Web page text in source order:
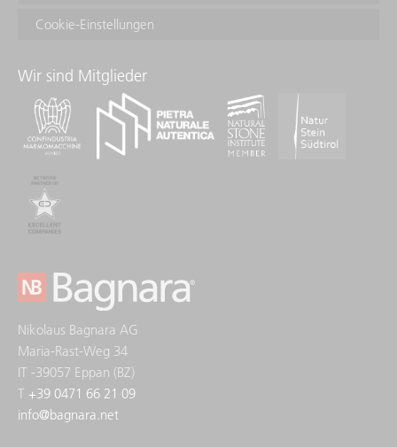
Cookie-Einstellungen
Wir sind Mitglieder
Nikolaus Bagnara AG
Maria-Rast-Weg 34
IT -39057 Eppan (BZ)
T +39 0471 66 21 09
info@bagnara.net